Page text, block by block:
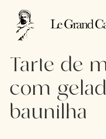
Tarte de
com
baunilha